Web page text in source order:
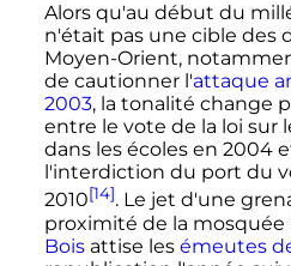
Alors qu'au début du
n'était pas une cible des
Moyen-Orient,
de cautionner l'attaque
2003, la tonalité change
entre le vote de la loi sur
dans les écoles en 2004
l'interdiction du port du
2010[14]. Le jet d'une
proximité de la mosquée
Boisattise les émeutes